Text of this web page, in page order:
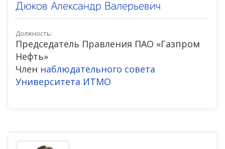
Дюков Александр Валерьевич
Должность:
Председатель Правления ПАО «Газпром
Нефть»
Член наблюдательного совета
Университета ИТМО